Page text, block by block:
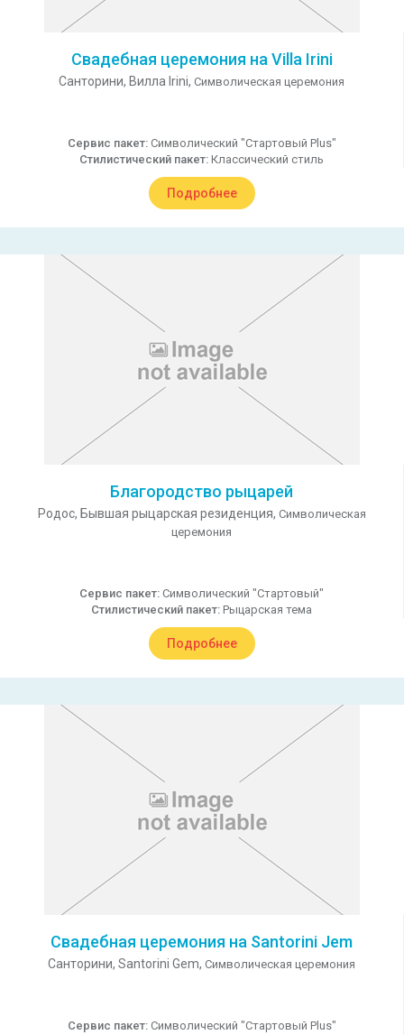
Свадебная церемония на Villa Irini
Санторини, Вилла Irini, Символическая церемония
Сервис пакет: Символический "Стартовый Plus"
Стилистический пакет: Классический стиль
Подробнее
Благородство рыцарей
Родос, Бывшая рыцарская резиденция, Символическая
церемония
Сервис пакет: Символический "Стартовый"
Стилистический пакет: Рыцарская тема
Подробнее
Свадебная церемония на Santorini Jem
Санторини, Santorini Gem, Символическая церемония
Сервис пакет: Символический "Стартовый Plus"